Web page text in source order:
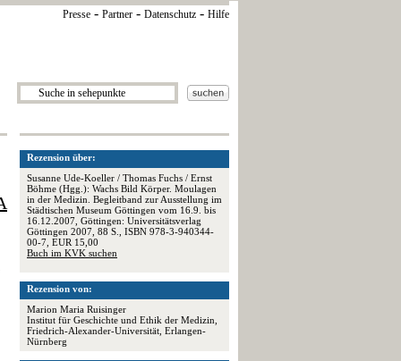
Presse - Partner - Datenschutz - Hilfe
Rezension über:
Susanne Ude-Koeller / Thomas Fuchs / Ernst
Böhme (Hgg.): Wachs Bild Körper. Moulagen
in der Medizin. Begleitband zur Ausstellung im
Städtischen Museum Göttingen vom 16.9. bis
16.12.2007, Göttingen: Universitätsverlag
Göttingen 2007, 88 S., ISBN 978-3-940344-
00-7, EUR 15,00
Buch im KVK suchen
Rezension von:
Marion Maria Ruisinger
Institut für Geschichte und Ethik der Medizin,
Friedrich-Alexander-Universität, Erlangen-
Nürnberg